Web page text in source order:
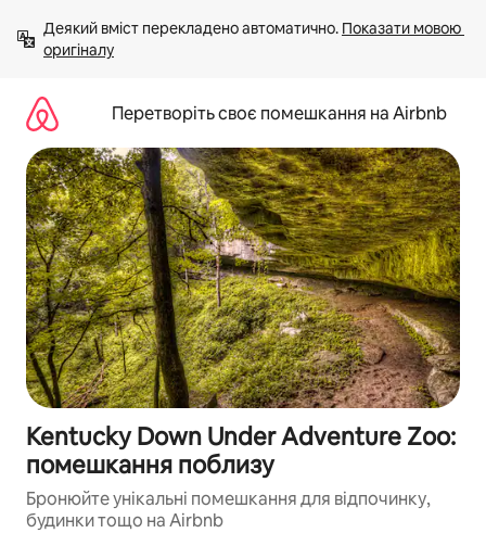
вмісту
Деякий вміст перекладено автоматично. Показати мовою
оригіналу
Перетворіть своє помешкання на Airbnb
Kentucky Down Under Adventure Zoo:
помешкання поблизу
Бронюйте унікальні помешкання для відпочинку,
будинки тощо на Airbnb